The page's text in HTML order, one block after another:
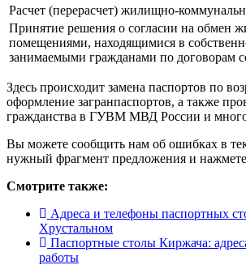
Расчет (перерасчет) жилищно-
Принятие решения о согласии на обмен
помещениями, находящимися в
занимаемыми гражданами по договорам
Здесь происходит замена паспортов по
оформление загранпаспортов, а также
гражданства в ГУВМ МВД России и
Вы можете сообщить нам об ошибках в
нужный фрагмент предложения и
Смотрите также:
Адреса и телефоны паспортных
Хрустальном
Паспортные столы Киржача:
работы